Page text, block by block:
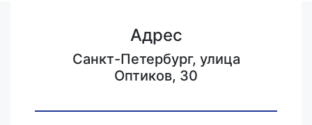
Адрес
Санкт-Петербург, улица
Оптиков, 30